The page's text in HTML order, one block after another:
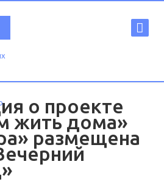
о проекте
жить дома»
размещена